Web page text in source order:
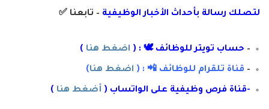
لتصلك رسالة بأحداث الأخبار الوظيفية – تابعنا ✅
– حساب تويتر للوظائف 🕊 : ( اضغط هنا )
– قناة تلقرام للوظائف 📲 : ( اضغط هنا)
-قناة فرص وظيفية على الواتساب ( أضغط هنا )